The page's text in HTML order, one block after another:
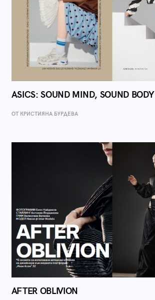
ASICS: SOUND MIND, SOUND BODY
ОТ КРИСТИЯНА БУРДЕВА
AFTER OBLIVION